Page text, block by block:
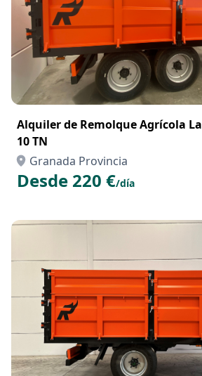
Alquiler de Remolque Agrícola
10 TN
Granada Provincia
Desde 220 €/día